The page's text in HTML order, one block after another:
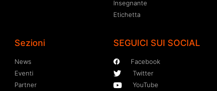
Insegnante
Etichetta
Sezioni
News
Eventi
Partner
SEGUICI SUI SOCIAL
Facebook
Twitter
YouTube